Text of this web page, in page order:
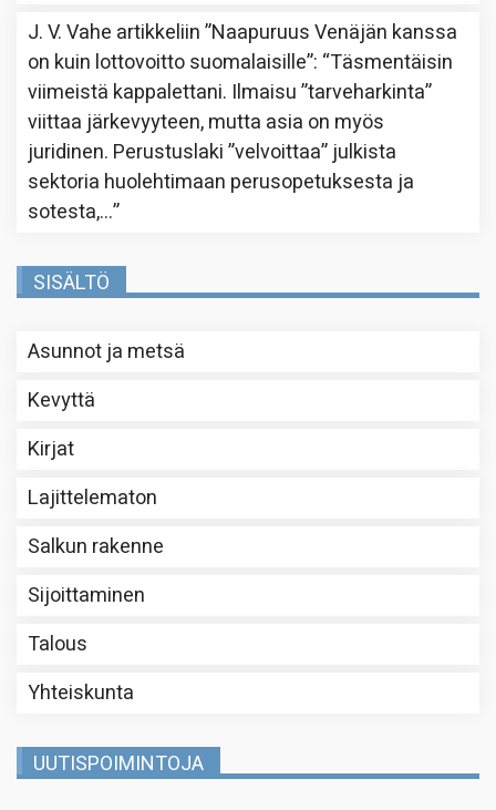
J. V. Vahe artikkeliin”Naapuruus Venäjän kanssa
on kuin lottovoitto suomalaisille”: “Täsmentäisin
viimeistä kappalettani. Ilmaisu ”tarveharkinta”
viittaa järkevyyteen, mutta asia on myös
juridinen. Perustuslaki ”velvoittaa” julkista
sektoria huolehtimaan perusopetuksesta ja
sotesta,…”
SISÄLTÖ
Asunnot ja metsä
Kevyttä
Kirjat
Lajittelematon
Salkun rakenne
Sijoittaminen
Talous
Yhteiskunta
UUTISPOIMINTOJA